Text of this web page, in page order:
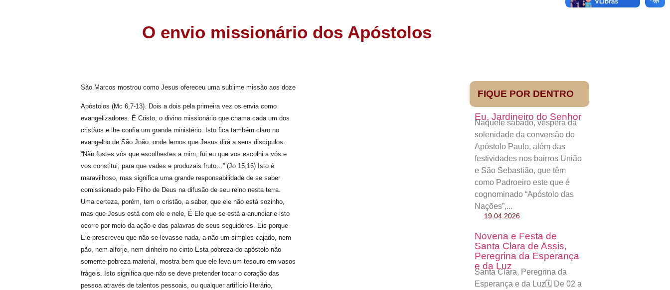
O envio missionário dos Apóstolos
São Marcos mostrou como Jesus ofereceu uma sublime missão aos doze
Apóstolos (Mc 6,7-13). Dois a dois pela primeira vez os envia como
evangelizadores. É Cristo, o divino missionário que chama cada um dos
cristãos e lhe confia um grande ministério. Isto fica também claro no
evangelho de São João: onde lemos que Jesus dirá a seus discípulos:
“Não fostes vós que escolhestes a mim, fui eu que vos escolhi a vós e
vos constitui, para que vades e produzais fruto…” (Jo 15,16) Isto é
maravilhoso, mas significa uma grande responsabilidade de se saber
comissionado pelo Filho de Deus na difusão de seu reino nesta terra.
Uma certeza, porém, tem o cristão, a saber, que ele não está sozinho,
mas que Jesus está com ele e nele, É Ele que se está a anunciar e isto
ocorre por meio da ação e das palavras de seus seguidores. Eis porque
Ele prescreveu que não se levasse nada, a não um simples cajado, nem
pão, nem alforje, nem dinheiro no cinto Esta pobreza do apóstolo não
somente pobreza material, mostra bem que ele leva um tesouro em vasos
frágeis. Isto significa que não se deve pretender tocar o coração das
pessoa através de talentos pessoais, ou qualquer artifício literário,
FIQUE POR DENTRO
Eu, Jardineiro do Senhor
Naquele sábado, véspera da
solenidade da conversão do
Apóstolo Paulo, além das
festividades nos bairros União
e São Sebastião, que têm
como Padroeiro este que é
cognominado “Apóstolo das
Nações”,...
19.04.2026
Novena e Festa de
Santa Clara de Assis,
Peregrina da Esperança
e da Luz
Santa Clara, Peregrina da
Esperança e da Luz🗓️ De 02 a